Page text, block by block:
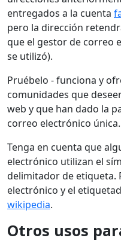
entregados a la cuenta
pero la dirección
que el gestor de correo
se utilizó).
Pruébelo - funciona y
comunidades que
web y que han dado la
correo electrónico única.
Tenga en cuenta que
electrónico utilizan el
delimitador de etiqueta.
electrónico y el
wikipedia.
Otros usos